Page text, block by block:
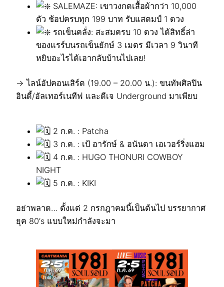
SALEMAZE: เขาวงกตเสื้อผ้ากว่า 10,000
ตัว ช้อปครบทุก 199 บาท รับแสตมป์ 1 ดวง
รถเข็นคลั่ง: สะสมครบ 10 ดวง ได้สิทธิ์ล่า
ของแรร์บนรถเข็นยักษ์ 3 เมตร มีเวลา 9 วินาที
หยิบอะไรได้เอากลับบ้านไปเลย!
→ ไลน์อัปคอนเสิร์ต (19.00 – 20.00 น.): ขนทัพศิลปิน
อินดี้/อัลเทอร์เนทีฟ และดีเจ Underground มาเพียบ
2 ก.ค. : Patcha
3 ก.ค. : เป้ อารักษ์ & อนันดา เอเวอร์ริ่งแฮม
4 ก.ค. : HUGO THONURI COWBOY
NIGHT
5 ก.ค. : KIKI
อย่าพลาด… ตั้งแต่ 2 กรกฎาคมนี้เป็นต้นไป บรรยากาศ
ยุค 80’s แบบใหม่กำลังจะมา